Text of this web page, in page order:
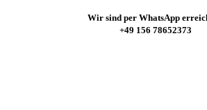
Wir sind per WhatsApp
+49 156 78652373